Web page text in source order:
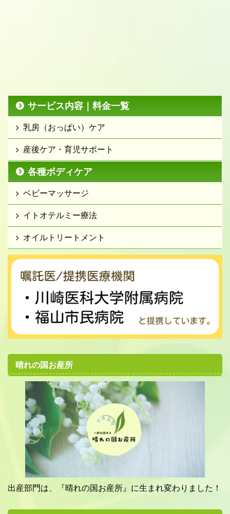
サービス内容｜料金一覧
乳房（おっぱい）ケア
産後ケア・育児サポート
各種ボディケア
ベビーマッサージ
イトオテルミー療法
オイルトリートメント
晴れの国お産所
出産部門は、『晴れの国お産所』に生まれ変わりました！